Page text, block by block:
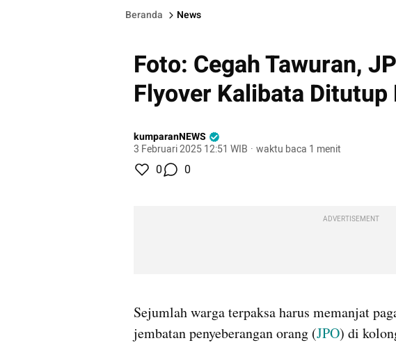
Beranda News
Foto: Cegah Tawuran,
Flyover Kalibata Ditutup
kumparanNEWS
3 Februari 2025 12:51 WIB · waktu baca 1 menit
0 0
ADVERTISEMENT
Sejumlah warga terpaksa harus memanjat
jembatan penyeberangan orang (JPO) di